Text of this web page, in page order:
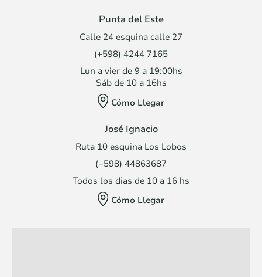
Punta del Este
Calle 24 esquina calle 27
(+598) 4244 7165
Lun a vier de 9 a 19:00hs
Sáb de 10 a 16hs
Cómo Llegar
José Ignacio
Ruta 10 esquina Los Lobos
(+598) 44863687
Todos los dias de 10 a 16 hs
Cómo Llegar